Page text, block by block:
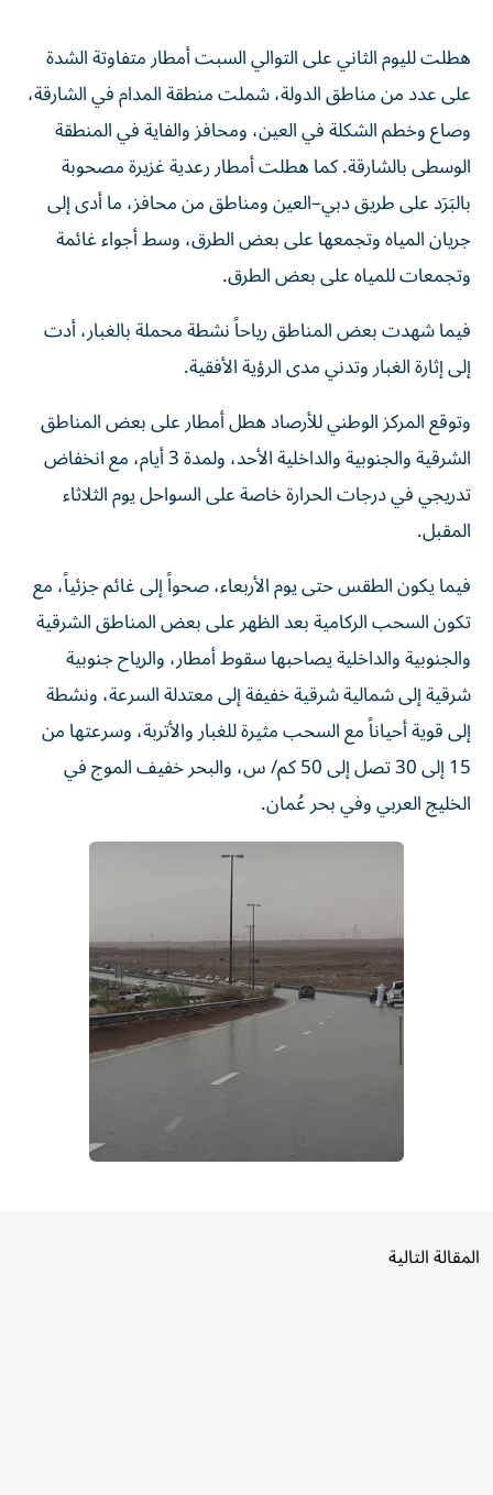
هطلت لليوم الثاني على التوالي السبت أمطار متفاوتة الشدة
على عدد من مناطق الدولة، شملت منطقة المدام في الشارقة،
وصاع وخطم الشكلة في العين، ومحافز والفاية في المنطقة
الوسطى بالشارقة. كما هطلت أمطار رعدية غزيرة مصحوبة
بالبَرَد على طريق دبي–العين ومناطق من محافز، ما أدى إلى
جريان المياه وتجمعها على بعض الطرق، وسط أجواء غائمة
وتجمعات للمياه على بعض الطرق.
فيما شهدت بعض المناطق رياحاً نشطة محملة بالغبار، أدت
إلى إثارة الغبار وتدني مدى الرؤية الأفقية.
وتوقع المركز الوطني للأرصاد هطل أمطار على بعض المناطق
الشرقية والجنوبية والداخلية الأحد، ولمدة 3 أيام، مع انخفاض
تدريجي في درجات الحرارة خاصة على السواحل يوم الثلاثاء
المقبل.
فيما يكون الطقس حتى يوم الأربعاء، صحواً إلى غائم جزئياً، مع
تكون السحب الركامية بعد الظهر على بعض المناطق الشرقية
والجنوبية والداخلية يصاحبها سقوط أمطار، والرياح جنوبية
شرقية إلى شمالية شرقية خفيفة إلى معتدلة السرعة، ونشطة
إلى قوية أحياناً مع السحب مثيرة للغبار والأتربة، وسرعتها من
15 إلى 30 تصل إلى 50 كم/ س، والبحر خفيف الموج في
الخليج العربي وفي بحر عُمان.
المقالة التالية